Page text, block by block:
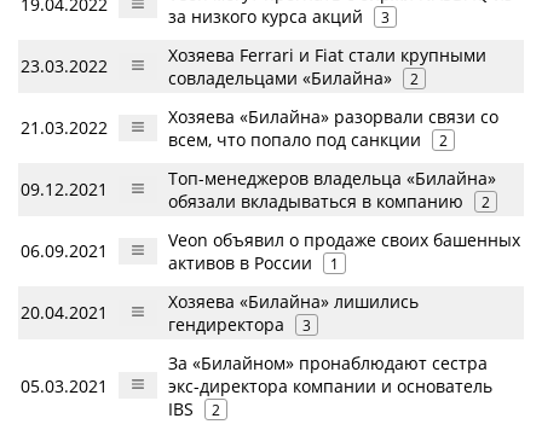
за низкого курса акций
3
23.03.2022
Хозяева Ferrari и Fiat стали крупными
совладельцами «Билайна»
2
21.03.2022
Хозяева «Билайна» разорвали связи со
всем, что попало под санкции
2
09.12.2021
Топ-менеджеров владельца «Билайна»
обязали вкладываться в компанию
2
06.09.2021
Veon объявил о продаже своих башенных
активов в России
1
20.04.2021
Хозяева «Билайна» лишились
гендиректора
3
05.03.2021
За «Билайном» пронаблюдают сестра
экс-директора компании и основатель
IBS
2